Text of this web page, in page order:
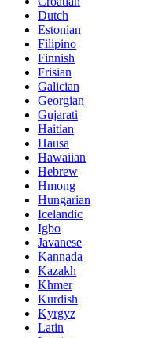
Dutch
Estonian
Filipino
Finnish
Frisian
Galician
Georgian
Gujarati
Haitian
Hausa
Hawaiian
Hebrew
Hmong
Hungarian
Icelandic
Igbo
Javanese
Kannada
Kazakh
Khmer
Kurdish
Kyrgyz
Latin